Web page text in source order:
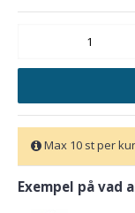
Max 10 st per
Exempel på vad